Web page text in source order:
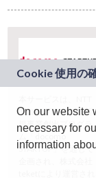
ドコモグループの新
規事業創出プログラ
ム「docomo
STARTUP」を通じて
On our website
necessary for
information